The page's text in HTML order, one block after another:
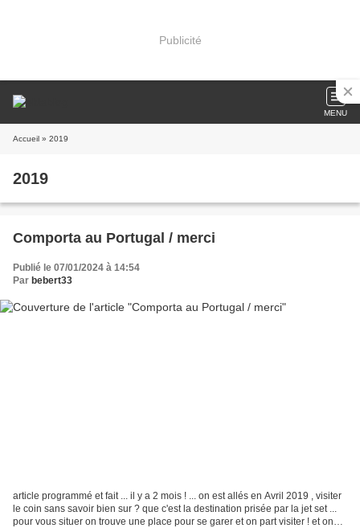
Publicité
MENU
Accueil » 2019
2019
Comporta au Portugal / merci
Publié le 07/01/2024 à 14:54
Par bebert33
article programmé et fait ... il y a 2 mois ! ... on est allés en Avril 2019 , visiter
le coin sans savoir bien sur ? que c'est la destination prisée par la jet set ...
pour vous situer on trouve une place pour se garer et on part visiter ! et on